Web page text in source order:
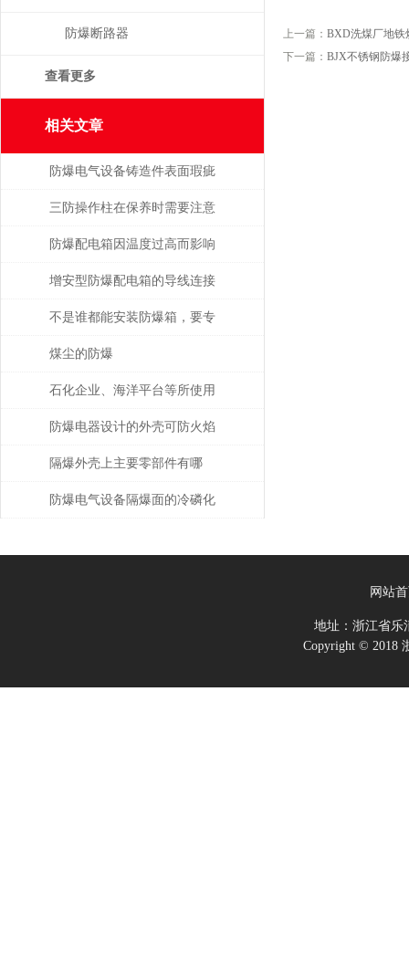
上一篇： BXD洗煤厂地铁
下一篇： BJX不锈钢防爆
防爆断路器
查看更多
相关文章
防爆电气设备铸造件表面瑕疵
修复
三防操作柱在保养时需要注意
的事项
防爆配电箱因温度过高而影响
使用寿命
增安型防爆配电箱的导线连接
不是谁都能安装防爆箱，要专
业人士才行
煤尘的防爆
石化企业、海洋平台等所使用
的防爆电气设备注意事项
防爆电器设计的外壳可防火焰
隔爆外壳上主要零部件有哪
些？分别有什么要求？
防爆电气设备隔爆面的冷磷化
网站
地址：浙江省
Copyright © 2018